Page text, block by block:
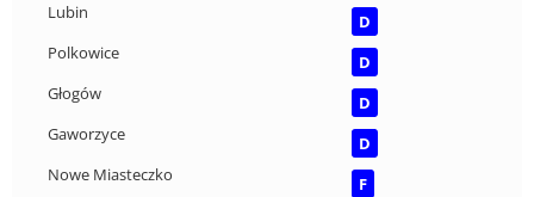
Lubin
D
Polkowice
D
Głogów
D
Gaworzyce
D
Nowe Miasteczko
F